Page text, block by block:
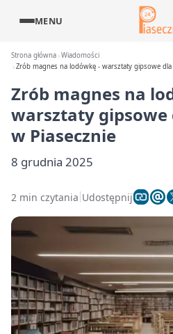
MENU
Strona główna Wiadomości
Zrób magnes na lodówkę - warsztaty gipsowe dla
Zrób magnes na
warsztaty
w Piasecznie
8 grudnia 2025
2 min czytania Udostępnij